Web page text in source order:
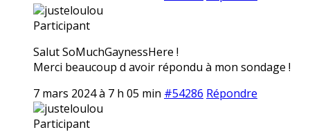
justeloulou
Participant
Salut SoMuchGaynessHere !
Merci beaucoup d avoir répondu à mon sondage !
7 mars 2024 à 7 h 05 min #54286 Répondre
justeloulou
Participant